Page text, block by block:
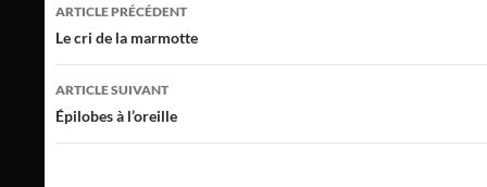
des
articles
ARTICLE PRÉCÉDENT
Le cri de la marmotte
ARTICLE SUIVANT
Épilobes à l’oreille